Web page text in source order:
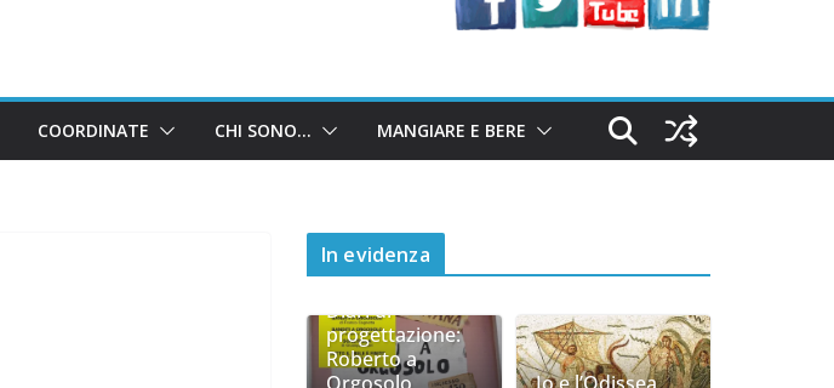
COORDINATE CHI SONO… MANGIARE E BERE
In evidenza
Diari di
progettazione:
Roberto a